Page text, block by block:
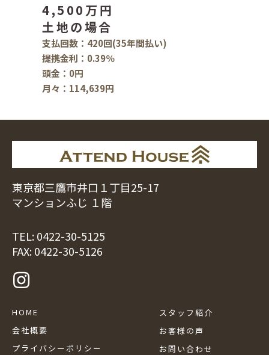
4,500万円
土地の場合
支払回数：420回(35年間払い)
提携金利：0.39％
頭金：0円
月々：114,639円
東京都三鷹市井口１丁目25-17
マンションふじ １階
TEL:0422-30-5125
FAX: 0422-30-5126
HOME
会社概要
プライバシーポリシー
スタッフ紹介
お客様の声
お問い合わせ